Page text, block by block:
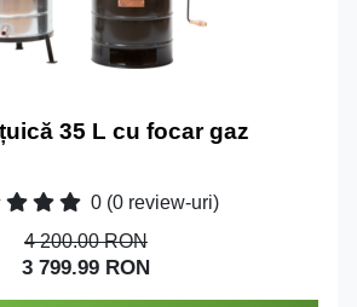
35 L cu focar gaz
0 (0 review-uri)
4 200.00 RON
3 799.99 RON